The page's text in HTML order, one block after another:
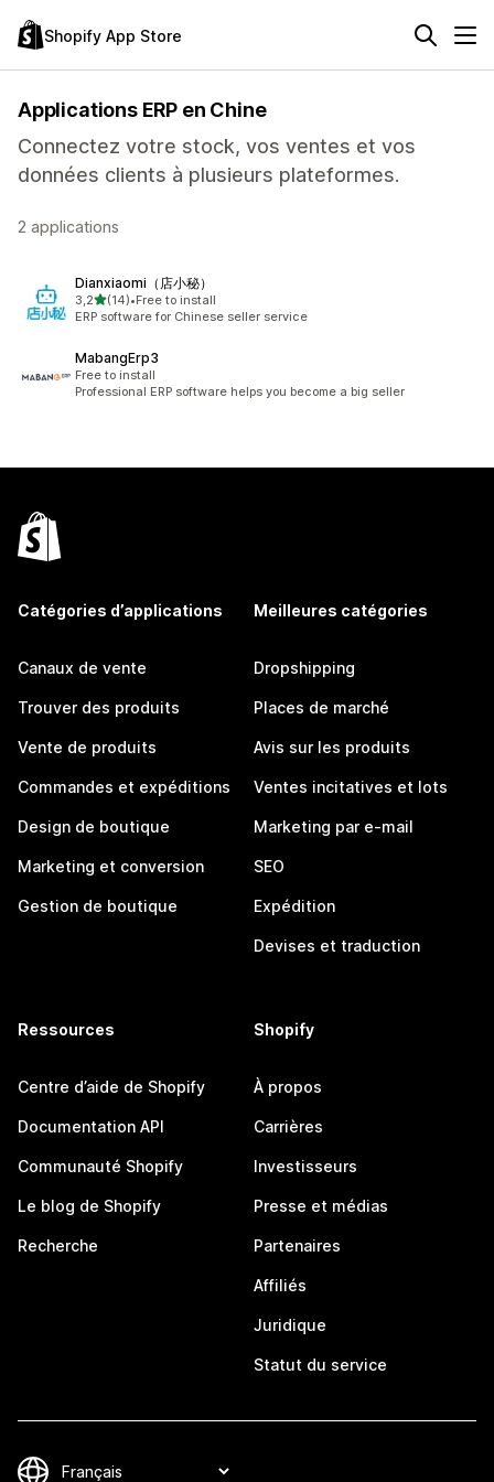
Shopify App Store
Applications ERP en Chine
Connectez votre stock, vos ventes et vos
données clients à plusieurs plateformes.
2 applications
Dianxiaomi（店小秘）
3,2étoile(s) sur 5
(14)
14 avis au total
•Free to install
ERP software for Chinese seller service
MabangErp3
Free to install
Professional ERP software helps you become a big seller
Catégories d’applications
Canaux de vente
Trouver des produits
Vente de produits
Commandes et expéditions
Design de boutique
Marketing et conversion
Gestion de boutique
Meilleures catégories
Dropshipping
Places de marché
Avis sur les produits
Ventes incitatives et lots
Marketing par e-mail
SEO
Expédition
Devises et traduction
Ressources
Centre d’aide de Shopify
Documentation API
Communauté Shopify
Le blog de Shopify
Recherche
Shopify
À propos
Carrières
Investisseurs
Presse et médias
Partenaires
Affiliés
Juridique
Statut du service